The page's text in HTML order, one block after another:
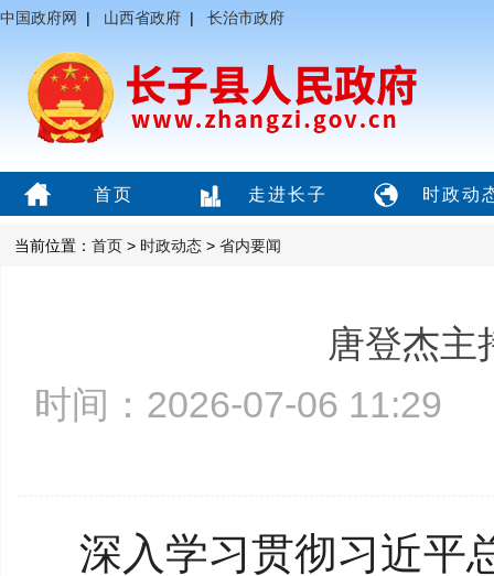
中国政府网 | 山西省政府 | 长治市政府
首页 走进长子 时政动
当前位置： 首页 > 时政动态 > 省内要闻
唐登杰主
时间：2026-07-06
深入学习贯彻习近平